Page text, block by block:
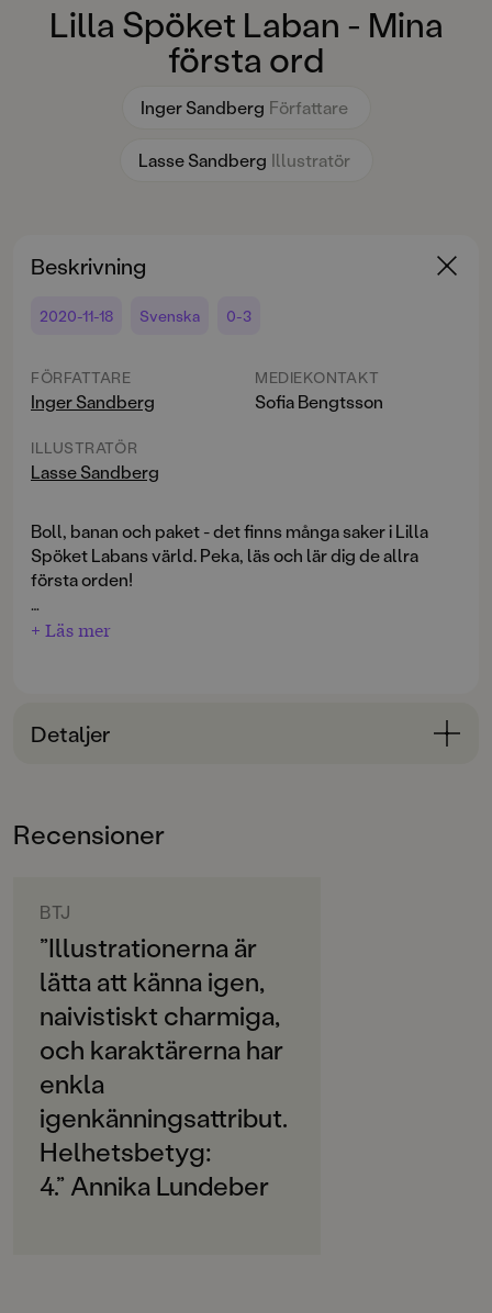
Lilla Spöket Laban - Mina
första ord
Inger Sandberg Författare
Lasse Sandberg Illustratör
Beskrivning
2020-11-18 Svenska 0-3
FÖRFATTARE
Inger Sandberg
ILLUSTRATÖR
Lasse Sandberg
MEDIEKONTAKT
Sofia Bengtsson
Boll, banan och paket - det finns många saker i Lilla
Spöket Labans värld. Peka, läs och lär dig de allra
första orden!
En pekbok med klara färger och tydliga bilder där de
händer och noggrant utvalda ord som de allra yngsta
känner igen ur sin egen vardag. Den perfekta boken
+ Läs mer
Detaljer
0-3
Svenska
SPRÅK
Svenska
SERIE
Lilla Spöket Laban
PUBLICERINGSDATUM
2020-11-18
LÄSORDNING
11
Recensioner
BTJ
”Illustrationerna är
lätta att känna igen,
naivistiskt charmiga,
och karaktärerna har
enkla
igenkänningsattribut.
Helhetsbetyg:
4.” Annika Lundeber